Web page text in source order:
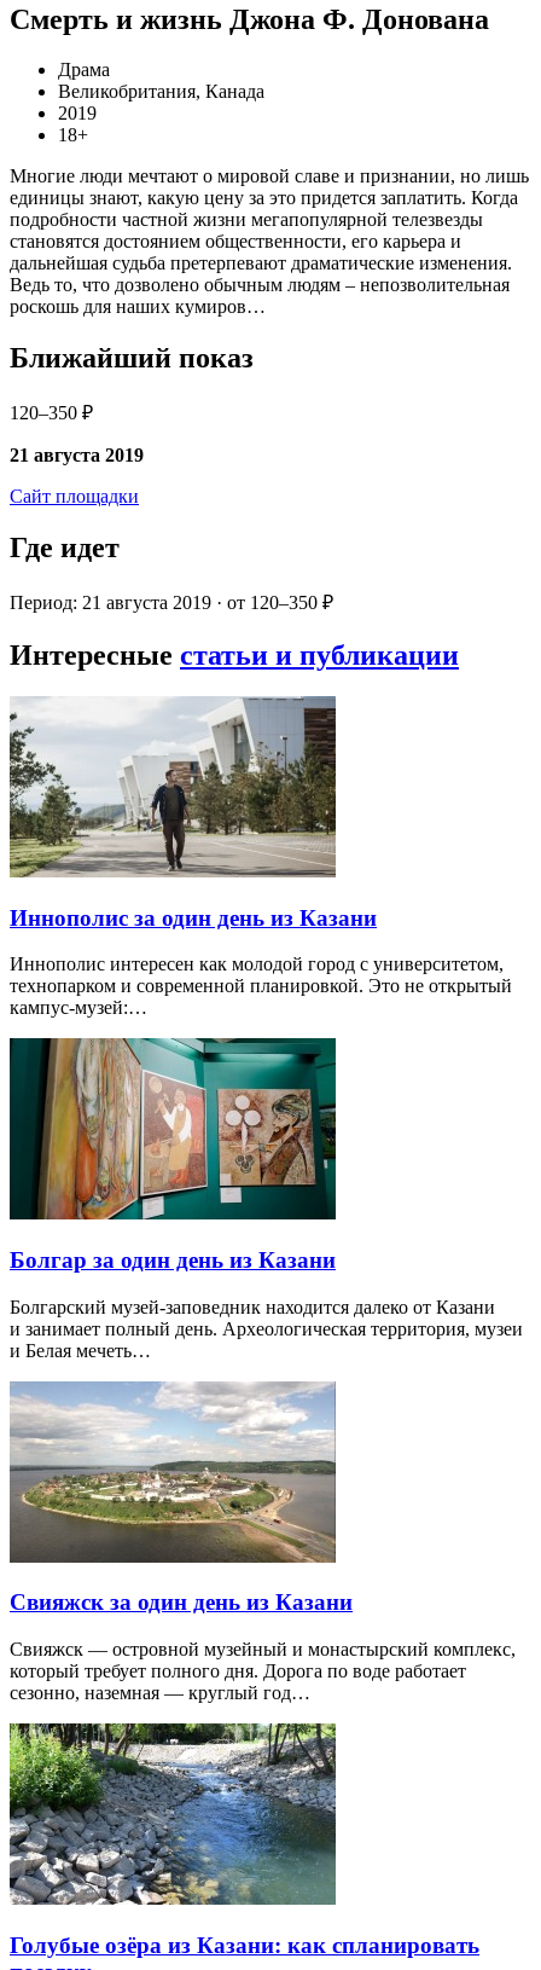
Смерть и жизнь Джона Ф. Донована
Драма
Великобритания, Канада
2019
18+
Многие люди мечтают о мировой славе и признании, но лишь
единицы знают, какую цену за это придется заплатить. Когда
подробности частной жизни мегапопулярной телезвезды
становятся достоянием общественности, его карьера и
дальнейшая судьба претерпевают драматические изменения.
Ведь то, что дозволено обычным людям – непозволительная
роскошь для наших кумиров…
Ближайший показ
120–350 ₽
21 августа 2019
Сайт площадки
Где идет
Период: 21 августа 2019 · от 120–350 ₽
Интересные статьи и публикации
Иннополис за один день из Казани
Иннополис интересен как молодой город с университетом,
технопарком и современной планировкой. Это не открытый
кампус-музей:…
Болгар за один день из Казани
Болгарский музей-заповедник находится далеко от Казани
и занимает полный день. Археологическая территория, музеи
и Белая мечеть…
Свияжск за один день из Казани
Свияжск — островной музейный и монастырский комплекс,
который требует полного дня. Дорога по воде работает
сезонно, наземная — круглый год…
Голубые озёра из Казани: как спланировать